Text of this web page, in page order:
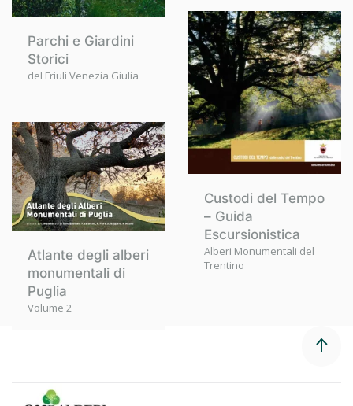
Parchi e Giardini
Storici
del Friuli Venezia Giulia
Atlante degli alberi
monumentali di
Puglia
Volume 2
Custodi del Tempo
– Guida
Escursionistica
Alberi Monumentali del
Trentino